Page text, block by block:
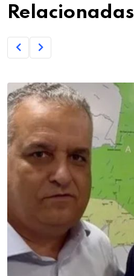
Relacionadas